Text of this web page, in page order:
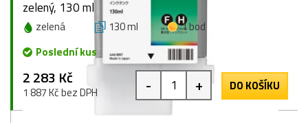
zelený, 130 ml
zelená 130 ml
1 bod
Poslední kus
2 283 Kč
1 887 Kč bez DPH - + DO KOŠÍKU